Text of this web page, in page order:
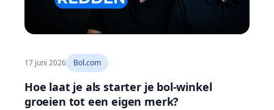
17 juni 2026 Bol.com
Hoe laat je als starter je bol-winkel
groeien tot een eigen merk?